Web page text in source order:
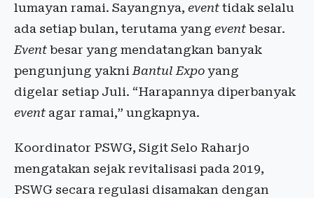
lumayan ramai. Sayangnya, event tidak selalu
ada setiap bulan, terutama yang event besar.
Event besar yang mendatangkan banyak
pengunjung yakniBantul Expo yang
digelar setiap Juli. “Harapannya diperbanyak
event agar ramai,” ungkapnya.
Koordinator PSWG, Sigit Selo Raharjo
mengatakan sejak revitalisasi pada 2019,
PSWG secara regulasi disamakan dengan